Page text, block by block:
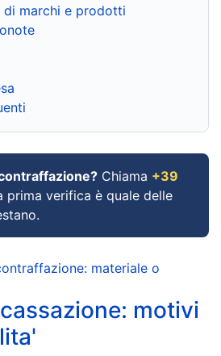
marchi e prodotti
Chiama +39
prima verifica è quale delle
materiale o
motivi